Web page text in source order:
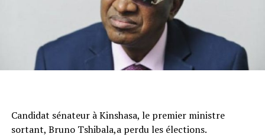
Candidat sénateur à Kinshasa, le premier ministre
sortant, Bruno Tshibala,a perdu les élections.